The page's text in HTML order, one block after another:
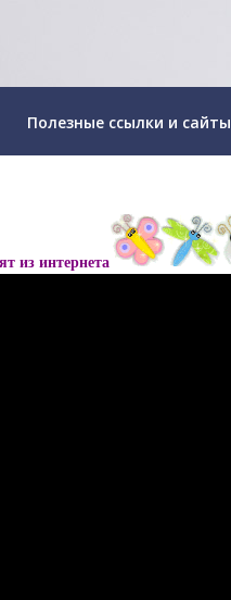
Полезные ссылки и сайты
из интернета